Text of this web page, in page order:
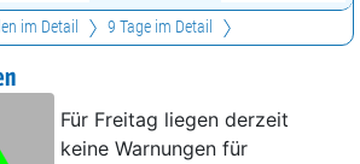
im Detail 9 Tage im Detail
Für Freitag liegen derzeit
keine Warnungen für